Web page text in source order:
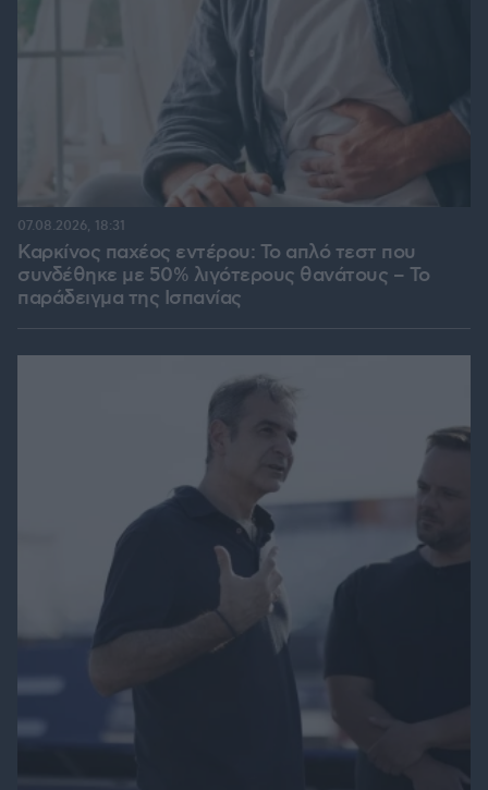
Καρκίνος παχέος εντέρου: Το απλό τεστ που
συνδέθηκε με 50% λιγότερους θανάτους – Το
παράδειγμα της Ισπανίας
07.08.2026, 18:31